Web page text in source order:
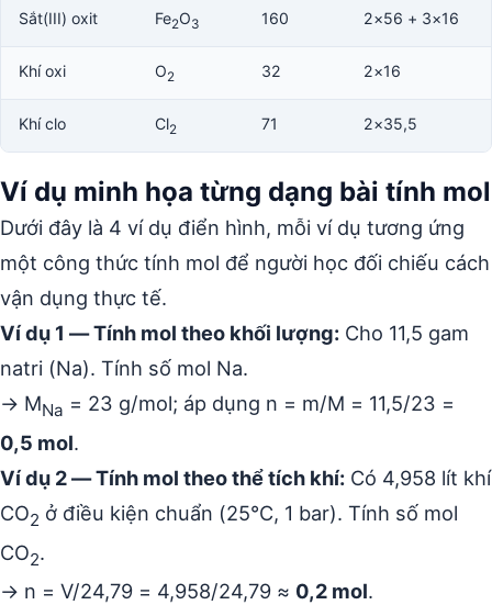
Sắt(III) oxit Fe2O3 160 2×56 + 3×16
Khí oxi O2 32 2×16
Khí clo Cl2 71 2×35,5
Ví dụ minh họa từng dạng bài tính mol
Dưới đây là 4 ví dụ điển hình, mỗi ví dụ tương ứng
một công thức tính mol để người học đối chiếu cách
vận dụng thực tế.
Ví dụ 1 — Tính mol theo khối lượng: Cho 11,5 gam
natri (Na). Tính số mol Na.
→ MNa = 23 g/mol; áp dụng n = m/M = 11,5/23 =
0,5 mol.
Ví dụ 2 — Tính mol theo thể tích khí: Có 4,958 lít khí
CO2 ở điều kiện chuẩn (25°C, 1 bar). Tính số mol
CO2.
→ n = V/24,79 = 4,958/24,79 ≈ 0,2 mol.